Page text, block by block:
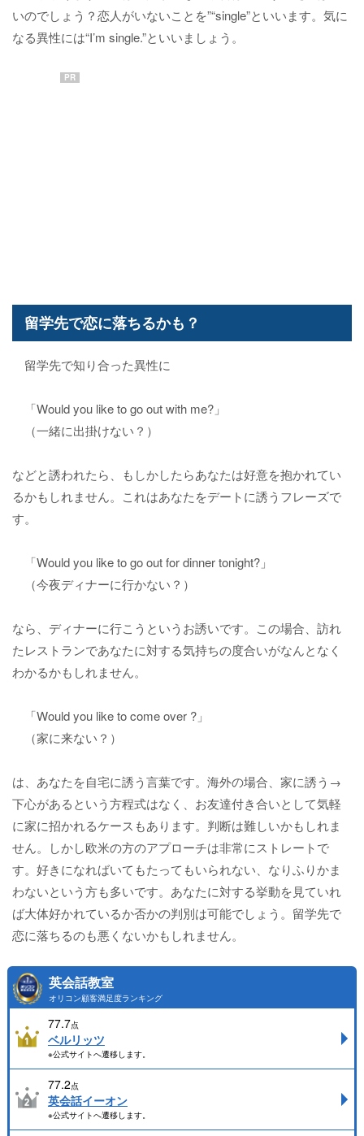
いのでしょう？恋人がいないことを”“single”といいます。気に
なる異性には“I’m single.”といいましょう。
PR
留学先で恋に落ちるかも？
留学先で知り合った異性に
「Would you like to go out with me?」
（一緒に出掛けない？）
などと誘われたら、もしかしたらあなたは好意を抱かれてい
るかもしれません。これはあなたをデートに誘うフレーズで
す。
「Would you like to go out for dinner tonight?」
（今夜ディナーに行かない？）
なら、ディナーに行こうというお誘いです。この場合、訪れ
たレストランであなたに対する気持ちの度合いがなんとなく
わかるかもしれません。
「Would you like to come over ?」
（家に来ない？）
は、あなたを自宅に誘う言葉です。海外の場合、家に誘う→
下心があるという方程式はなく、お友達付き合いとして気軽
に家に招かれるケースもあります。判断は難しいかもしれま
せん。しかし欧米の方のアプローチは非常にストレートで
す。好きになればいてもたってもいられない、なりふりかま
わないという方も多いです。あなたに対する挙動を見ていれ
ば大体好かれているか否かの判別は可能でしょう。留学先で
恋に落ちるのも悪くないかもしれません。
英会話教室
オリコン顧客満足度ランキング
77.7点
ベルリッツ
※公式サイトへ遷移します。
77.2点
英会話イーオン
※公式サイトへ遷移します。